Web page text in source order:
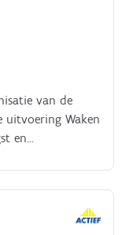
van de
uitvoering Waken
en
controleren van
voor prioriteiten,